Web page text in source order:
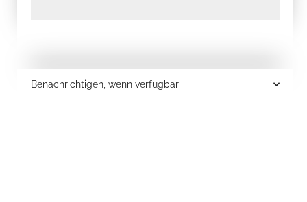
Benachrichtigen, wenn verfügbar